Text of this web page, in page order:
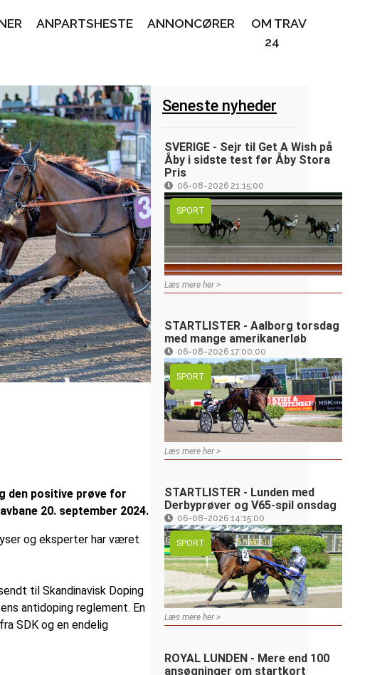
den positive prøve for
20. september 2024.
og eksperter har været
til Skandinavisk Doping
antidoping reglement. En
SDK og en endelig
Seneste nyheder
SVERIGE - Sejr til Get A Wish på
Åby i sidste test før Åby Stora
Pris
06-08-2026 21:15:00
SPORT
Læs mere her >
STARTLISTER - Aalborg torsdag
med mange amerikanerløb
06-08-2026 17:00:00
SPORT
Læs mere her >
STARTLISTER - Lunden med
Derbyprøver og V65-spil onsdag
06-08-2026 14:15:00
SPORT
Læs mere her >
ROYAL LUNDEN - Mere end 100
ansøgninger om startkort
ANPARTSHESTE ANNONCØRER
OM TRAV
24